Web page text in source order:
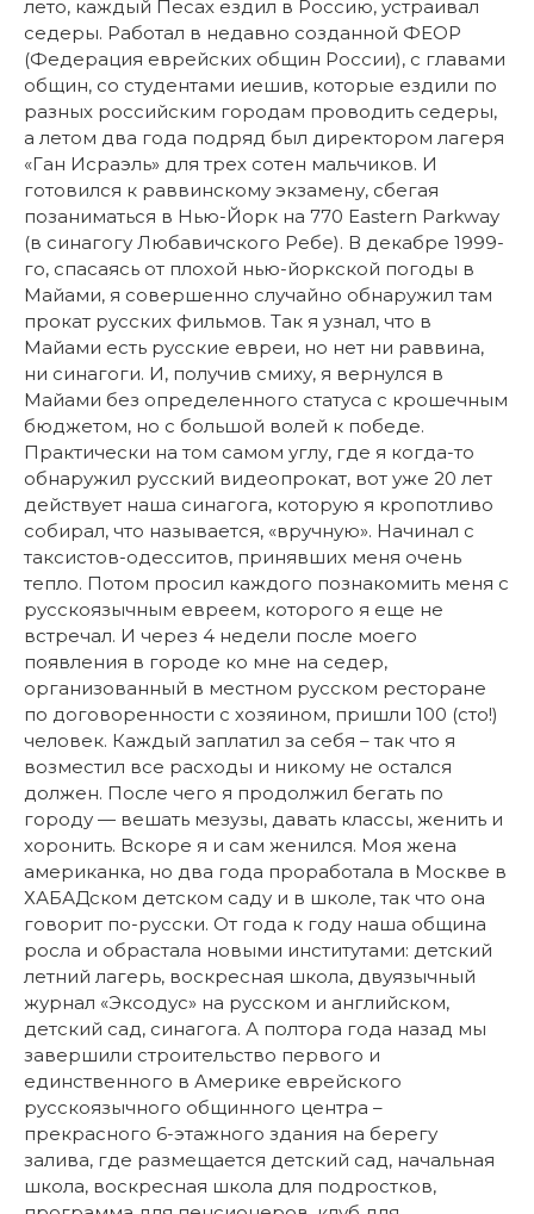
лето, каждый Песах ездил в Россию, устраивал
седеры. Работал в недавно созданной ФЕОР
(Федерация еврейских общин России), с главами
общин, со студентами иешив, которые ездили по
разных российским городам проводить седеры,
а летом два года подряд был директором лагеря
«Ган Исраэль» для трех сотен мальчиков. И
готовился к раввинскому экзамену, сбегая
позаниматься в Нью-Йорк на 770 Eastern Parkway
(в синагогу Любавичского Ребе). В декабре 1999-
го, спасаясь от плохой нью-йоркской погоды в
Майами, я совершенно случайно обнаружил там
прокат русских фильмов. Так я узнал, что в
Майами есть русские евреи, но нет ни раввина,
ни синагоги. И, получив смиху, я вернулся в
Майами без определенного статуса с крошечным
бюджетом, но с большой волей к победе.
Практически на том самом углу, где я когда-то
обнаружил русский видеопрокат, вот уже 20 лет
действует наша синагога, которую я кропотливо
собирал, что называется, «вручную». Начинал с
таксистов-одесситов, принявших меня очень
тепло. Потом просил каждого познакомить меня с
русскоязычным евреем, которого я еще не
встречал. И через 4 недели после моего
появления в городе ко мне на седер,
организованный в местном русском ресторане
по договоренности с хозяином, пришли 100 (сто!)
человек. Каждый заплатил за себя – так что я
возместил все расходы и никому не остался
должен. После чего я продолжил бегать по
городу — вешать мезузы, давать классы, женить и
хоронить. Вскоре я и сам женился. Моя жена
американка, но два года проработала в Москве в
ХАБАДском детском саду и в школе, так что она
говорит по-русски. От года к году наша община
росла и обрастала новыми институтами: детский
летний лагерь, воскресная школа, двуязычный
журнал «Эксодус» на русском и английском,
детский сад, синагога. А полтора года назад мы
завершили строительство первого и
единственного в Америке еврейского
русскоязычного общинного центра –
прекрасного 6-этажного здания на берегу
залива, где размещается детский сад, начальная
школа, воскресная школа для подростков,